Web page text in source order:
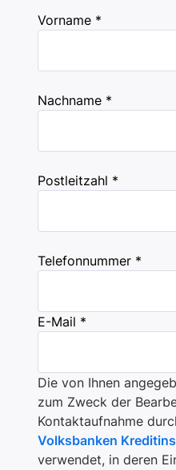
Vorname *
Nachname *
Postleitzahl *
Telefonnummer *
E-Mail *
Die von Ihnen
zum Zweck der
Kontaktaufnahme
Volksbanken
verwendet, in deren